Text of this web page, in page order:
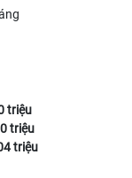
triệu
triệu
triệu